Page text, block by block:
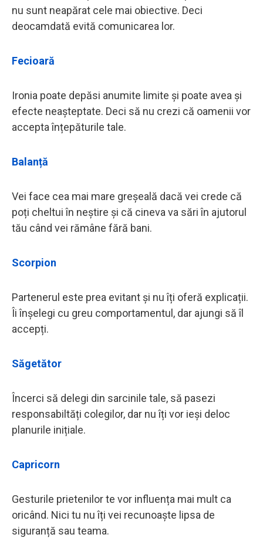
nu sunt neapărat cele mai obiective. Deci
deocamdată evită comunicarea lor.
Fecioară
Ironia poate depăsi anumite limite și poate avea și
efecte neașteptate. Deci să nu crezi că oamenii vor
accepta înțepăturile tale.
Balanță
Vei face cea mai mare greșeală dacă vei crede că
poți cheltui în neștire și că cineva va sări în ajutorul
tău când vei rămâne fără bani.
Scorpion
Partenerul este prea evitant și nu îți oferă explicații.
Îi înșelegi cu greu comportamentul, dar ajungi să îl
accepți.
Săgetător
Încerci să delegi din sarcinile tale, să pasezi
responsabiltăți colegilor, dar nu îți vor ieși deloc
planurile inițiale.
Capricorn
Gesturile prietenilor te vor influența mai mult ca
oricând. Nici tu nu îți vei recunoaște lipsa de
siguranță sau teama.